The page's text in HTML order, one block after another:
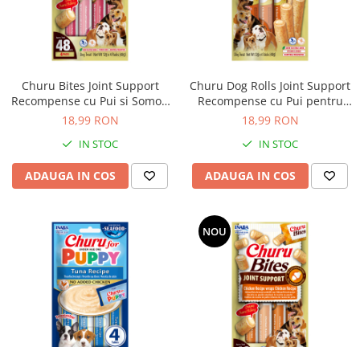
Churu Bites Joint Support
Recompense cu Pui si Somon
pentru Caini
18,99 RON
IN STOC
ADAUGA IN COS
Churu Dog Rolls Joint Support
Recompense cu Pui pentru
Caini
18,99 RON
IN STOC
ADAUGA IN COS
NOU